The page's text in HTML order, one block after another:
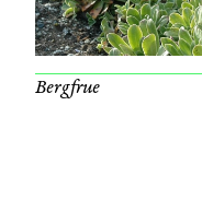
Bergfrue